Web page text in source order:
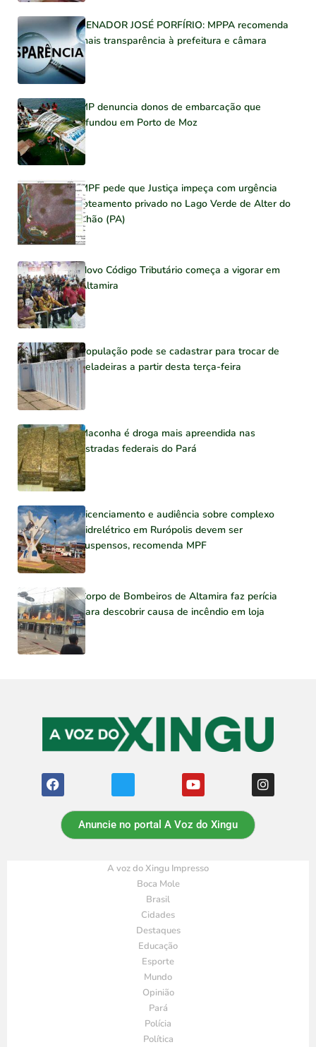
SENADOR JOSÉ PORFÍRIO: MPPA recomenda
mais transparência à prefeitura e câmara
MP denuncia donos de embarcação que
afundou em Porto de Moz
MPF pede que Justiça impeça com urgência
loteamento privado no Lago Verde de Alter do
Chão (PA)
Novo Código Tributário começa a vigorar em
Altamira
População pode se cadastrar para trocar de
geladeiras a partir desta terça-feira
Maconha é droga mais apreendida nas
estradas federais do Pará
Licenciamento e audiência sobre complexo
hidrelétrico em Rurópolis devem ser
suspensos, recomenda MPF
Corpo de Bombeiros de Altamira faz perícia
para descobrir causa de incêndio em loja
Anuncie no portal A Voz do Xingu
A voz do Xingu Impresso
Boca Mole
Brasil
Cidades
Destaques
Educação
Esporte
Mundo
Opinião
Pará
Polícia
Política